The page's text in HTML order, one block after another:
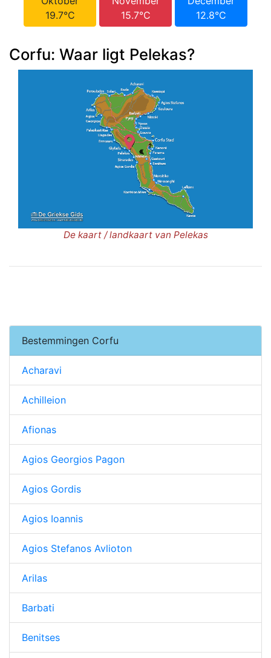
19.7°C
15.7°C
12.8°C
Corfu: Waar ligt Pelekas?
De kaart / landkaart van Pelekas
Bestemmingen Corfu
Acharavi
Achilleion
Afionas
Agios Georgios Pagon
Agios Gordis
Agios Ioannis
Agios Stefanos Avlioton
Arilas
Barbati
Benitses